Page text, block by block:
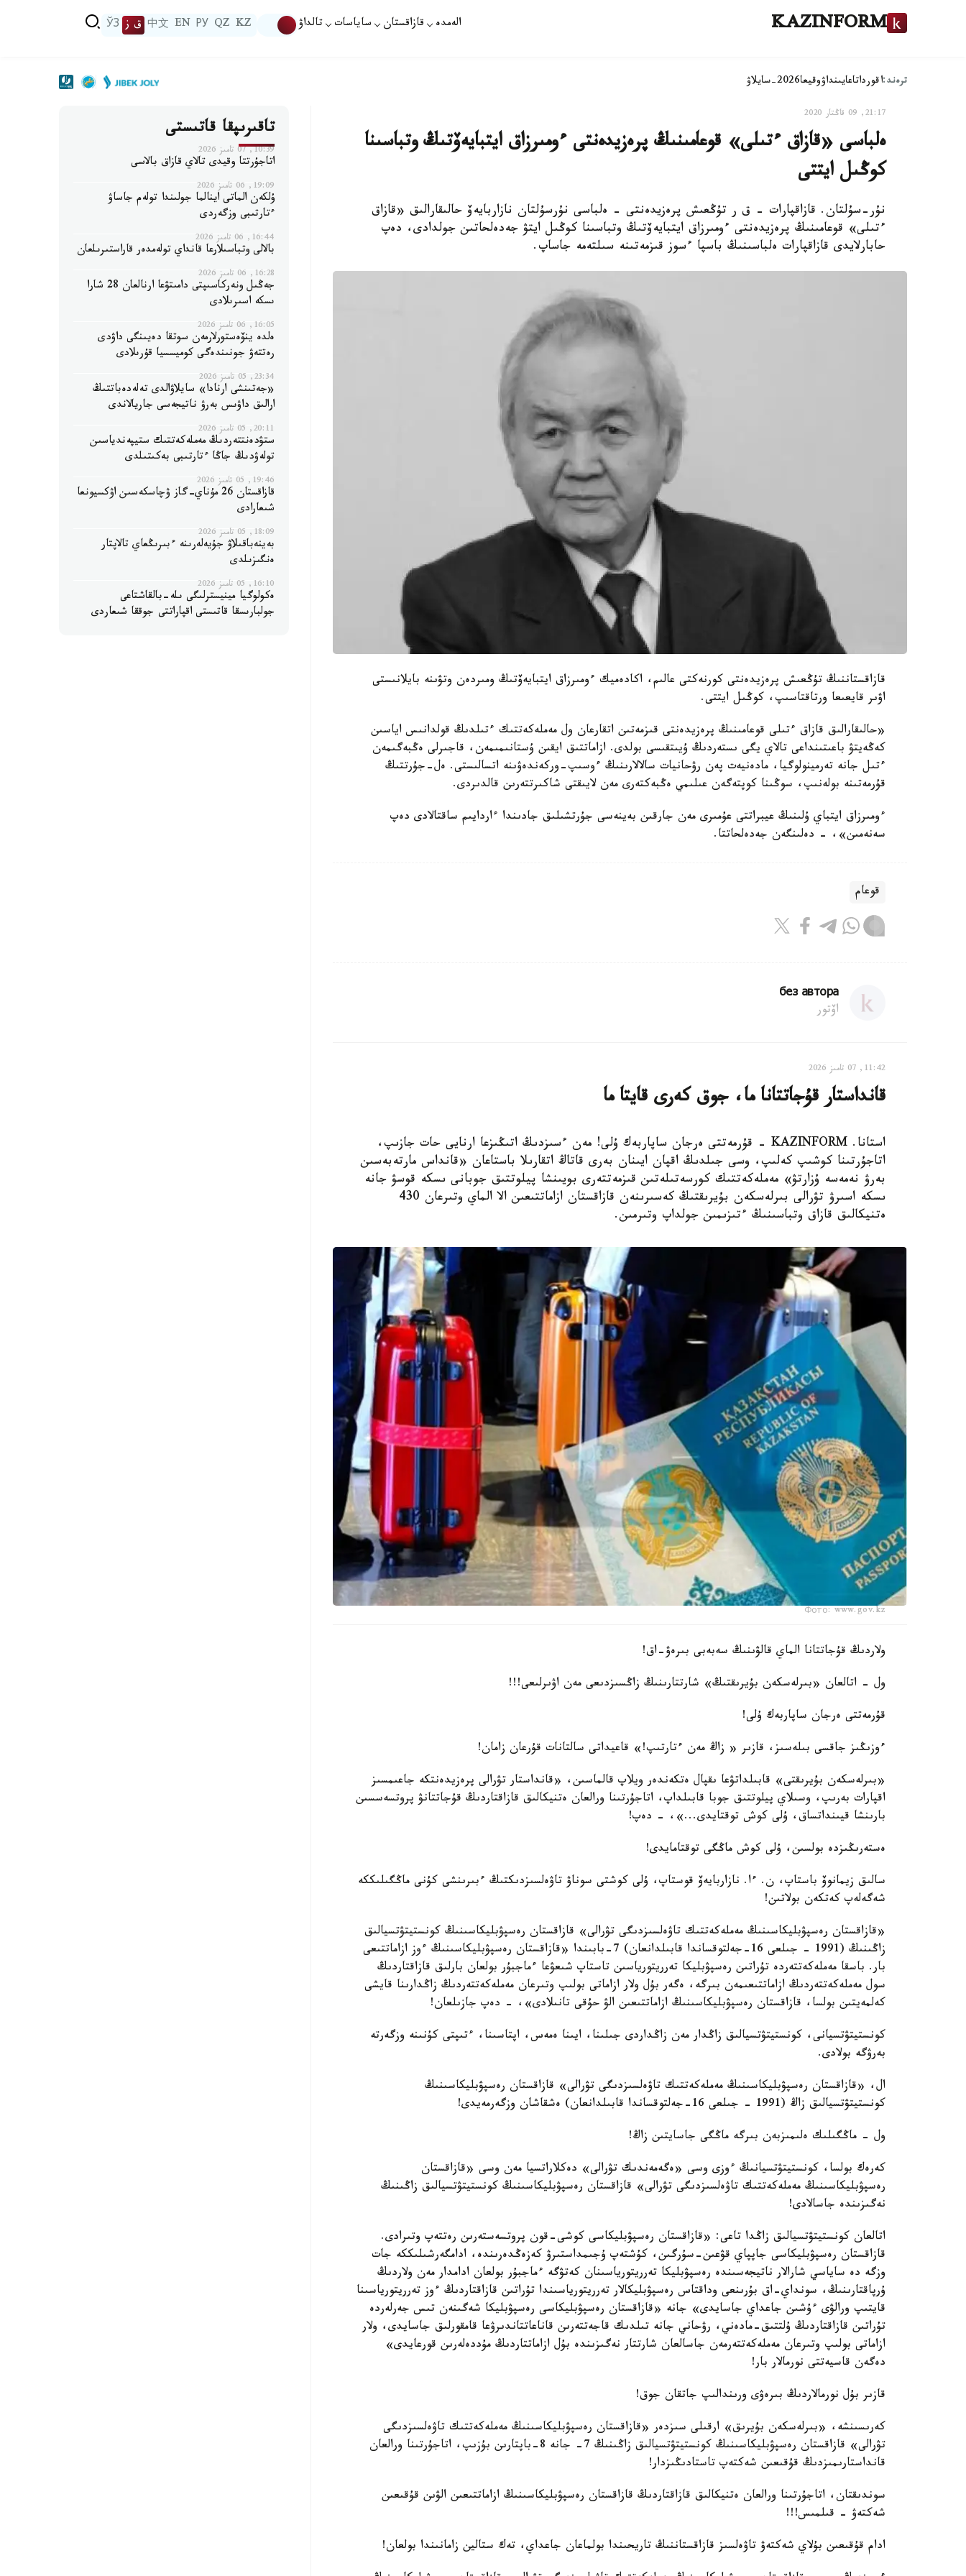
KAZINFORM الەمدە قازاقستان ساياسات تالداۋ KZ
QZ
РУ
EN
中文 ق ز ЎЗ
ترەند:اقورداتاعايىنداۋوقيعا2026-سايلاۋ
21:17, 09 قاڭتار 2020
ەلباسى «قازاق ءتىلى» قوعامىنىڭ پرەزيدەنتى ءومىرزاق ايتبايەۆتىڭ وتباسىنا
كوڭىل ايتتى
نۇر-سۇلتان. قازاقپارات – ق ر تۇڭعىش پرەزيدەنتى - ەلباسى نۇرسۇلتان نازاربايەۆ حالىقارالىق «قازاق
ءتىلى» قوعامىنىڭ پرەزيدەنتى ءومىرزاق ايتبايەۆتىڭ وتباسىنا كوڭىل ايتۋ جەدەلحاتىن جولدادى، دەپ
حابارلايدى قازاقپارات ەلباسىنىڭ باسپا ءسوز قىزمەتىنە سىلتەمە جاساپ.
قازاقستاننىڭ تۇڭعىش پرەزيدەنتى كورنەكتى عالىم، اكادەميك ءومىرزاق ايتبايەۆتىڭ ومىردەن وتۋىنە بايلانىستى
اۋىر قايعىعا ورتاقتاسىپ، كوڭىل ايتتى.
«حالىقارالىق قازاق ءتىلى قوعامىنىڭ پرەزيدەنتى قىزمەتىن اتقارعان ول مەملەكەتتىك ءتىلدىڭ قولدانىس اياسىن
كەڭەيتۋ باعىتىنداعى تالاي يگى ىستەردىڭ ۇيىتقىسى بولدى. ازاماتتىق ايقىن ۇستانىمىمەن، قاجىرلى ەڭبەگىمەن
ءتىل جانە تەرمينولوگيا، مادەنيەت پەن رۋحانيات سالالارىنىڭ ءوسىپ-وركەندەۋىنە اتسالىستى. ەل-جۇرتتىڭ
قۇرمەتىنە بولەنىپ، سوڭىنا كوپتەگەن عىلىمي ەڭبەكتەرى مەن لايىقتى شاكىرتتەرىن قالدىردى.
ءومىرزاق ايتباي ۇلىنىڭ عيبراتتى عۇمىرى مەن جارقىن بەينەسى جۇرتشىلىق جادىندا ءاردايىم ساقتالادى دەپ
سەنەمىن»، - دەلىنگەن جەدەلحاتتا.
قوعام
без автора
اۆتور
11:42, 07 تامىز 2026
قانداستار قۇجاتتانا ما، جوق كەرى قايتا ما
استانا. KAZINFORM - قۇرمەتتى ەرجان ساپاربەك ۇلى! مەن ءسىزدىڭ اتىڭىزعا ارنايى حات جازىپ،
اتاجۇرتىنا كوشىپ كەلىپ، وسى جىلدىڭ اقپان ايىنان بەرى قاتاڭ اتقارىلا باستاعان «قانداس مارتەبەسىن
بەرۋ نەمەسە ۇزارتۋ» مەملەكەتتىك كورسەتىلەتىن قىزمەتتەرى بويىنشا پيلوتتىق جوبانى ىسكە قوسۋ جانە
ىسكە اسىرۋ تۋرالى بىرلەسكەن بۇيرىقتىڭ كەسىرىنەن قازاقستان ازاماتتىعىن الا الماي وتىرعان 430
ەتنيكالىق قازاق وتباسىنىڭ ءتىزىمىن جولداپ وتىرمىن.
Фото: www.gov.kz
ولاردىڭ قۇجاتتانا الماي قالۋىنىڭ سەبەبى بىرەۋ-اق!
ول - اتالعان «بىرلەسكەن بۇيرىقتىڭ» شارتتارىنىڭ زاڭسىزدىعى مەن اۋىرلىعى!!!
قۇرمەتتى ەرجان ساپاربەك ۇلى!
ءوزىڭىز جاقسى بىلەسىز، قازىر « زاڭ مەن ءتارتىپ!» قاعيداتى سالتانات قۇرعان زامان!
«بىرلەسكەن بۇيرىقتى» قابىلداتۋعا ىقپال ەتكەندەر ويلاپ قالماسىن، «قانداستار تۋرالى پرەزيدەنتكە جاعىمسىز
اقپارات بەرىپ، وسىلاي پيلوتتىق جوبا قابىلداپ، اتاجۇرتىنا ورالعان ەتنيكالىق قازاقتاردىڭ قۇجاتتانۋ پروتسەسسىن
بارىنشا قيىنداتساق، ۇلى كوش توقتايدى...»، - دەپ!
ەستەرىڭىزدە بولسىن، ۇلى كوش ماڭگى توقتامايدى!
سالىق زيمانوۆ باستاپ، ن. ءا. نازاربايەۆ قوستاپ، ۇلى كوشتى سوناۋ تاۋەلسىزدىكتىڭ ءبىرىنشى كۇنى ماڭگىلىككە
شەگەلەپ كەتكەن بولاتىن!
«قازاقستان رەسپۋبليكاسىنىڭ مەملەكەتتىك تاۋەلسىزدىگى تۋرالى» قازاقستان رەسپۋبليكاسىنىڭ كونستيتۋتسيالىق
زاڭىنىڭ (1991 - جىلعى 16-جەلتوقساندا قابىلدانعان) 7-بابىندا «قازاقستان رەسپۋبليكاسىنىڭ ءوز ازاماتتىعى
بار. باسقا مەملەكەتتەردە تۇراتىن رەسپۋبليكا تەرريتورياسىن تاستاپ شىعۋعا ءماجبۇر بولعان بارلىق قازاقتاردىڭ
سول مەملەكەتتەردىڭ ازاماتتىعىمەن بىرگە، ەگەر بۇل ولار ازاماتى بولىپ وتىرعان مەملەكەتتەردىڭ زاڭدارىنا قايشى
كەلمەيتىن بولسا، قازاقستان رەسپۋبليكاسىنىڭ ازاماتتىعىن الۋ حۇقى تانىلادى»، - دەپ جازىلعان!
كونستيتۋتسيانى، كونستيتۋتسيالىق زاڭدار مەن زاڭداردى جىلىنا، ايىنا ەمەس، اپتاسىنا، ءتىپتى كۇنىنە وزگەرتە
بەرۋگە بولادى.
ال، «قازاقستان رەسپۋبليكاسىنىڭ مەملەكەتتىك تاۋەلسىزدىگى تۋرالى» قازاقستان رەسپۋبليكاسىنىڭ
كونستيتۋتسيالىق زاڭ (1991 - جىلعى 16-جەلتوقساندا قابىلدانعان) ەشقاشان وزگەرمەيدى!
ول - ماڭگىلىك ەلىمىزبەن بىرگە ماڭگى جاسايتىن زاڭ!
كەرەك بولسا، كونستيتۋتسيانىڭ ءوزى وسى «ەگەمەندىك تۋرالى» دەكلاراتسيا مەن وسى «قازاقستان
رەسپۋبليكاسىنىڭ مەملەكەتتىك تاۋەلسىزدىگى تۋرالى» قازاقستان رەسپۋبليكاسىنىڭ كونستيتۋتسيالىق زاڭىنىڭ
نەگىزىندە جاسالادى!
اتالعان كونستيتۋتسيالىق زاڭدا تاعى: «قازاقستان رەسپۋبليكاسى كوشى-قون پروتسەستەرىن رەتتەپ وتىرادى.
قازاقستان رەسپۋبليكاسى جاپپاي قۋعىن-سۇرگىن، كۇشتەپ ۇجىمداستىرۋ كەزەڭدەرىندە، ادامگەرشىلىككە جات
وزگە دە ساياسي شارالار ناتيجەسىندە رەسپۋبليكا تەرريتورياسىنان كەتۋگە ءماجبۇر بولعان ادامدار مەن ولاردىڭ
ۇرپاقتارىنىڭ، سونداي-اق بۇرىنعى وداقتاس رەسپۋبليكالار تەرريتورياسىندا تۇراتىن قازاقتاردىڭ ءوز تەرريتورياسىنا
قايتىپ ورالۋى ءۇشىن جاعداي جاسايدى» جانە «قازاقستان رەسپۋبليكاسى رەسپۋبليكا شەگىنەن تىس جەرلەردە
تۇراتىن قازاقتاردىڭ ۇلتتىق-مادەني، رۋحاني جانە تىلدىك قاجەتتەرىن قاناعاتتاندىرۋعا قامقورلىق جاسايدى، ولار
ازاماتى بولىپ وتىرعان مەملەكەتتەرمەن جاسالعان شارتتار نەگىزىندە بۇل ازاماتتاردىڭ مۇددەلەرىن قورعايدى»
دەگەن قاسيەتتى نورمالار بار!
قازىر بۇل نورمالاردىڭ بىرەۋى ورىندالىپ جاتقان جوق!
كەرىسىنشە، «بىرلەسكەن بۇيرىق» ارقىلى سىزدەر «قازاقستان رەسپۋبليكاسىنىڭ مەملەكەتتىك تاۋەلسىزدىگى
تۋرالى» قازاقستان رەسپۋبليكاسىنىڭ كونستيتۋتسيالىق زاڭىنىڭ 7- جانە 8-باپتارىن بۇزىپ، اتاجۇرتىنا ورالعان
قانداستارىمىزدىڭ قۇقىعىن شەكتەپ تاستادىڭىزدار!
سوندىقتان، اتاجۇرتىنا ورالعان ەتنيكالىق قازاقتاردىڭ قازاقستان رەسپۋبليكاسىنىڭ ازاماتتىعىن الۋىن قۇقىعىن
شەكتەۋ - قىلمىس!!!
ادام قۇقىعىن بۇلاي شەكتەۋ تاۋەلسىز قازاقستاننىڭ تاريحىندا بولماعان جاعداي، تەك ستالين زامانىندا بولعان!
تاقىرىپقا قاتىستى
10:39, 07 تامىز 2026
اتاجۇرتتا وقيدى تالاي قازاق بالاسى
19:09, 06 تامىز 2026
ۇلكەن الماتى اينالما جولىندا تولەم جاساۋ
ءتارتىبى وزگەردى
16:44, 06 تامىز 2026
بالالى وتباسىلارعا قانداي تولەمدەر قاراستىرىلعان
16:28, 06 تامىز 2026
جەڭىل ونەركاسىپتى دامىتۋعا ارنالعان 28 شارا
ىسكە اسىرىلادى
16:05, 06 تامىز 2026
ەلدە ينۆەستورلارمەن سوتقا دەيىنگى داۋدى
رەتتەۋ جونىندەگى كوميسسيا قۇرىلادى
23:34, 05 تامىز 2026
«جەتىنشى ارنادا» سايلاۋالدى تەلەدەباتتىڭ
ارالىق داۋىس بەرۋ ناتيجەسى جاريالاندى
20:11, 05 تامىز 2026
ستۋدەنتتەردىڭ مەملەكەتتىك ستيپەندياسىن
تولەۋدىڭ جاڭا ءتارتىبى بەكىتىلدى
19:46, 05 تامىز 2026
قازاقستان 26 مۇناي-گاز ۋچاسكەسىن اۋكسيونعا
شىعارادى
18:09, 05 تامىز 2026
بەينەباقىلاۋ جۇيەلەرىنە ءبىرىڭعاي تالاپتار
ەنگىزىلدى
16:10, 05 تامىز 2026
ەكولوگيا مينيسترلىگى ىلە-بالقاشتاعى
جولبارىسقا قاتىستى اقپاراتتى جوققا شىعاردى